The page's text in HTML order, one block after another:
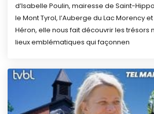
d’Isabelle Poulin, mairesse de Saint-
le Mont Tyrol, l’Auberge du Lac Morency
Héron, elle nous fait découvrir les trésors
lieux emblématiques qui façonnen